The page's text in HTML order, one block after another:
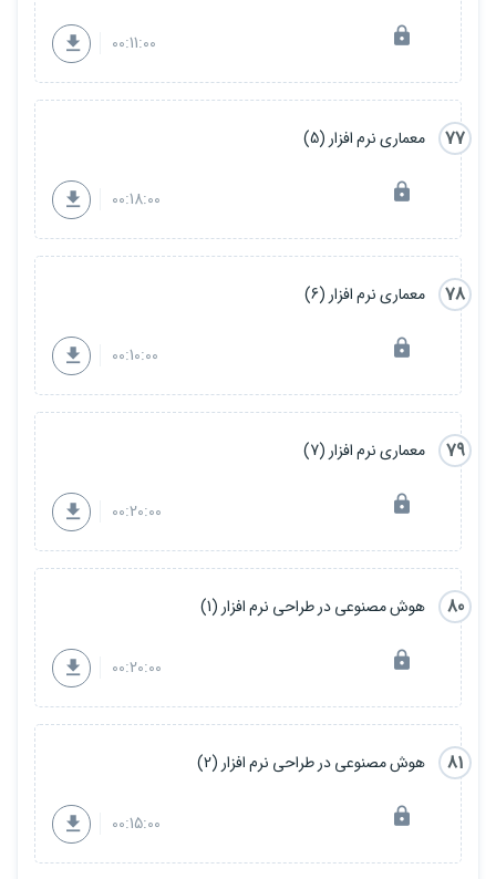
00:11:00
77 معماری نرم افزار (5)
00:18:00
78 معماری نرم افزار (6)
00:10:00
79 معماری نرم افزار (7)
00:20:00
80 هوش مصنوعی در طراحی نرم افزار (1)
00:20:00
81 هوش مصنوعی در طراحی نرم افزار (2)
00:15:00